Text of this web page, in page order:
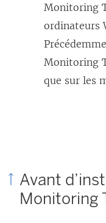
Monitoring
ordinateurs
Monitoring
que sur les
Avant
Monitoring